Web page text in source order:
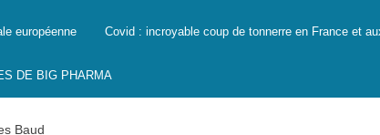
européenne Covid : incroyable coup de tonnerre en France et
DE BIG PHARMA
Baud